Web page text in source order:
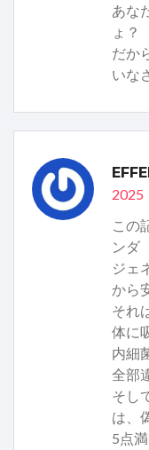
あな
ょ？
だか
いな
2025
この
ンダ
ジェ
から
それ
体に
内細
全部
そし
は、
5点